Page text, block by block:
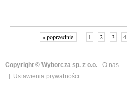
« poprzednie 1 2 3 4
Copyright © Wyborcza sp. z o.o. O nas
Ustawienia prywatności